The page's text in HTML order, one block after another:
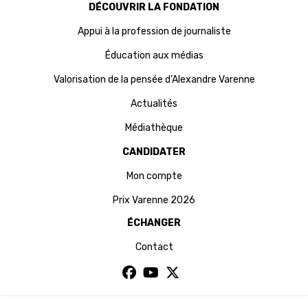
DÉCOUVRIR LA FONDATION
Appui à la profession de journaliste
Éducation aux médias
Valorisation de la pensée d’Alexandre Varenne
Actualités
Médiathèque
CANDIDATER
Mon compte
Prix Varenne 2026
ÉCHANGER
Contact